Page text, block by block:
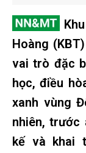
Hoàng
vai trò đặc
học, điều
xanh vùng
nhiên, trước
kế và khai